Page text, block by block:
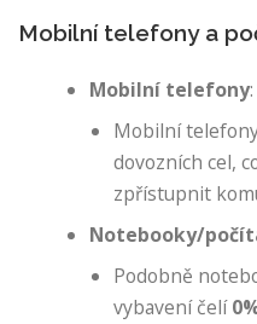
Mobilní telefony a
Mobilní telefony:
Mobilní
dovozních cel,
zpřístupnit
Notebooky/
Podobně
vybavení čelí